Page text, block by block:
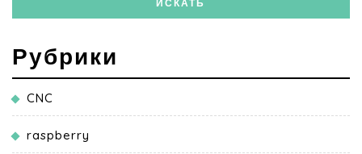
Рубрики
CNC
raspberry